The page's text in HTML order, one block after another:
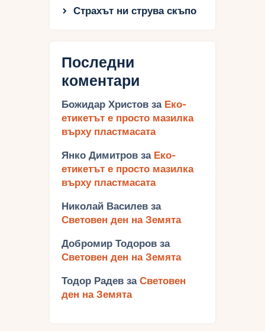
Страхът ни струва скъпо
Последни
коментари
Божидар Христов за Еко-
етикетът е просто мазилка
върху пластмасата
Янко Димитров за Еко-
етикетът е просто мазилка
върху пластмасата
Николай Василев за
Световен ден на Земята
Добромир Тодоров за
Световен ден на Земята
Тодор Радев за Световен
ден на Земята